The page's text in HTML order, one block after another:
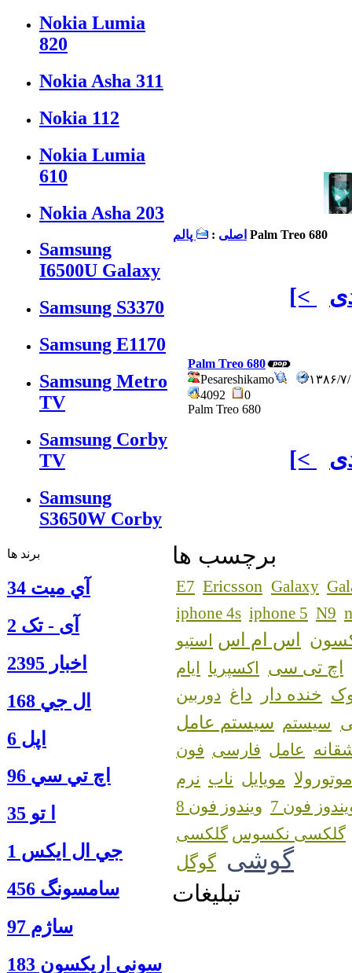
Nokia Lumia
820
Nokia Asha 311
Nokia 112
Nokia Lumia
610
Nokia Asha 203
Samsung
I6500U Galaxy
Samsung S3370
Samsung E1170
Samsung Metro
TV
Samsung Corby
TV
Samsung
S3650W Corby
برند ها
آي ميت 34
آی - تک 2
اخبار 2395
ال جي 168
اپل 6
اچ تي سي 96
ا‍ تو 35
جي ال ايكس 1
سامسونگ 456
ساژم 97
سوني اريكسون 183
اصلی : پالم Palm Treo 680
[<
Palm Treo 680
Pesareshikamo
۶:۴۶
4092
0
Palm Treo 680
[<
برچسب ها
E7 Ericsson Galaxy
iphone 4s iphone 5 N9
اس ام اس استیو
اچ تی سی اکسپریا ایام
خنده دار داغ دوربین
سیستم سیستم عامل
عامل فارسی فون
موتورولا مویایل ناب نرم
فون 7
ویندوز فون 8
گلکسی نکسوس
گوشی گوگل
تبلیغات